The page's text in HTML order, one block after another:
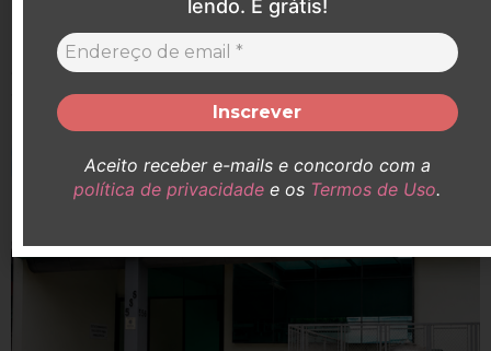
Durante a pandemia, Enfermeiras e Enfermeiros estiveram
expostos a agentes infecciosos, prestando atendimento direto
a pacientes contaminados. Em defesa desses ...
lendo. É grátis!
Aceito receber e-mails e concordo com a
política de privacidade e os Termos de Uso.